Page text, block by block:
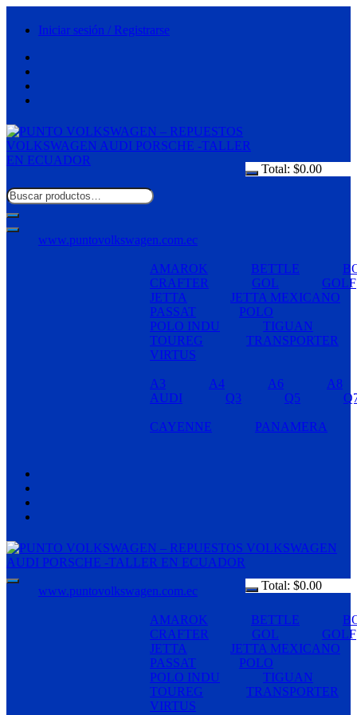
Iniciar sesión / Registrarse
Total: $0.00
www.puntovolkswagen.com.ec
AMAROK BETTLE
CRAFTER
GOL
GOLF
JETTA
JETTA MEXICANO
PASSAT
POLO
POLO INDU
TIGUAN
TOUREG
TRANSPORTER
VIRTUS
A3 A4 A6
A8
AUDI
Q3 Q5
CAYENNE PANAMERA
Total: $0.00
www.puntovolkswagen.com.ec
AMAROK BETTLE
CRAFTER
GOL
GOLF
JETTA
JETTA MEXICANO
PASSAT
POLO
POLO INDU
TIGUAN
TOUREG
TRANSPORTER
VIRTUS